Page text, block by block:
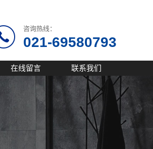
咨询热线：
021-69580793
在线留言 联系我们